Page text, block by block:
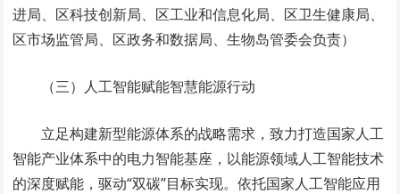
进局、区科技创新局、区工业和信息化局、区卫生健康局、
区市场监管局、区政务和数据局、生物岛管委会负责）
（三）人工智能赋能智慧能源行动
立足构建新型能源体系的战略需求，致力打造国家人工
智能产业体系中的电力智能基座，以能源领域人工智能技术
的深度赋能，驱动“双碳”目标实现。依托国家人工智能应用